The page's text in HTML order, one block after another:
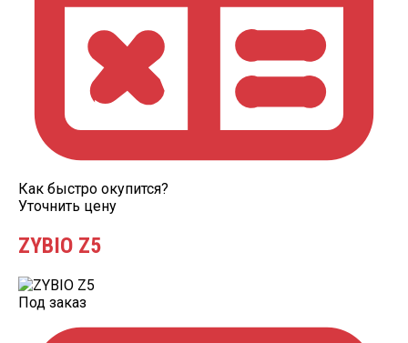
Как быстро окупится?
Уточнить цену
ZYBIO Z5
Под заказ